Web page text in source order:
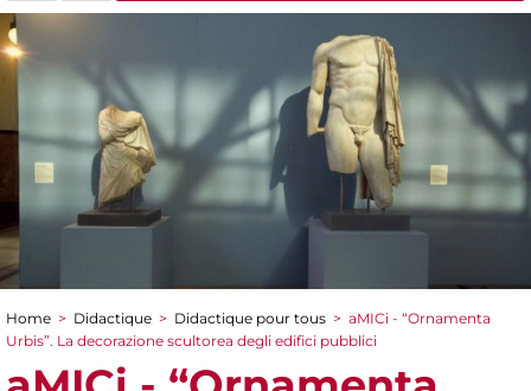
You are here
Home > Didactique > Didactique pour tous > aMICi - “Ornamenta
Urbis”. La decorazione scultorea degli edifici pubblici